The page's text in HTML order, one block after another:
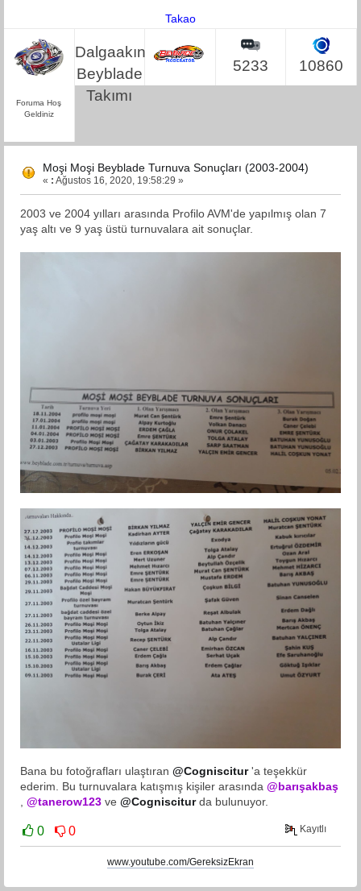
Takao
Dalgaakın
Beyblade
Takımı
5233 10860
Foruma Hoş
Geldiniz
Moşi Moşi Beyblade Turnuva Sonuçları (2003-2004)
« : Ağustos 16, 2020, 19:58:29 »
2003 ve 2004 yılları arasında Profilo AVM'de yapılmış olan 7
yaş altı ve 9 yaş üstü turnuvalara ait sonuçlar.
Bana bu fotoğrafları ulaştıran @Cogniscitur'a teşekkür
ederim. Bu turnuvalara katışmış kişiler arasında @barışakbaş
, @tanerow123 ve @Cognisciturda bulunuyor.
0 0 Kayıtlı
www.youtube.com/GereksizEkran